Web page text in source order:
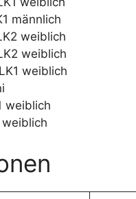
männlich
weiblich
weiblich
weiblich
weiblich